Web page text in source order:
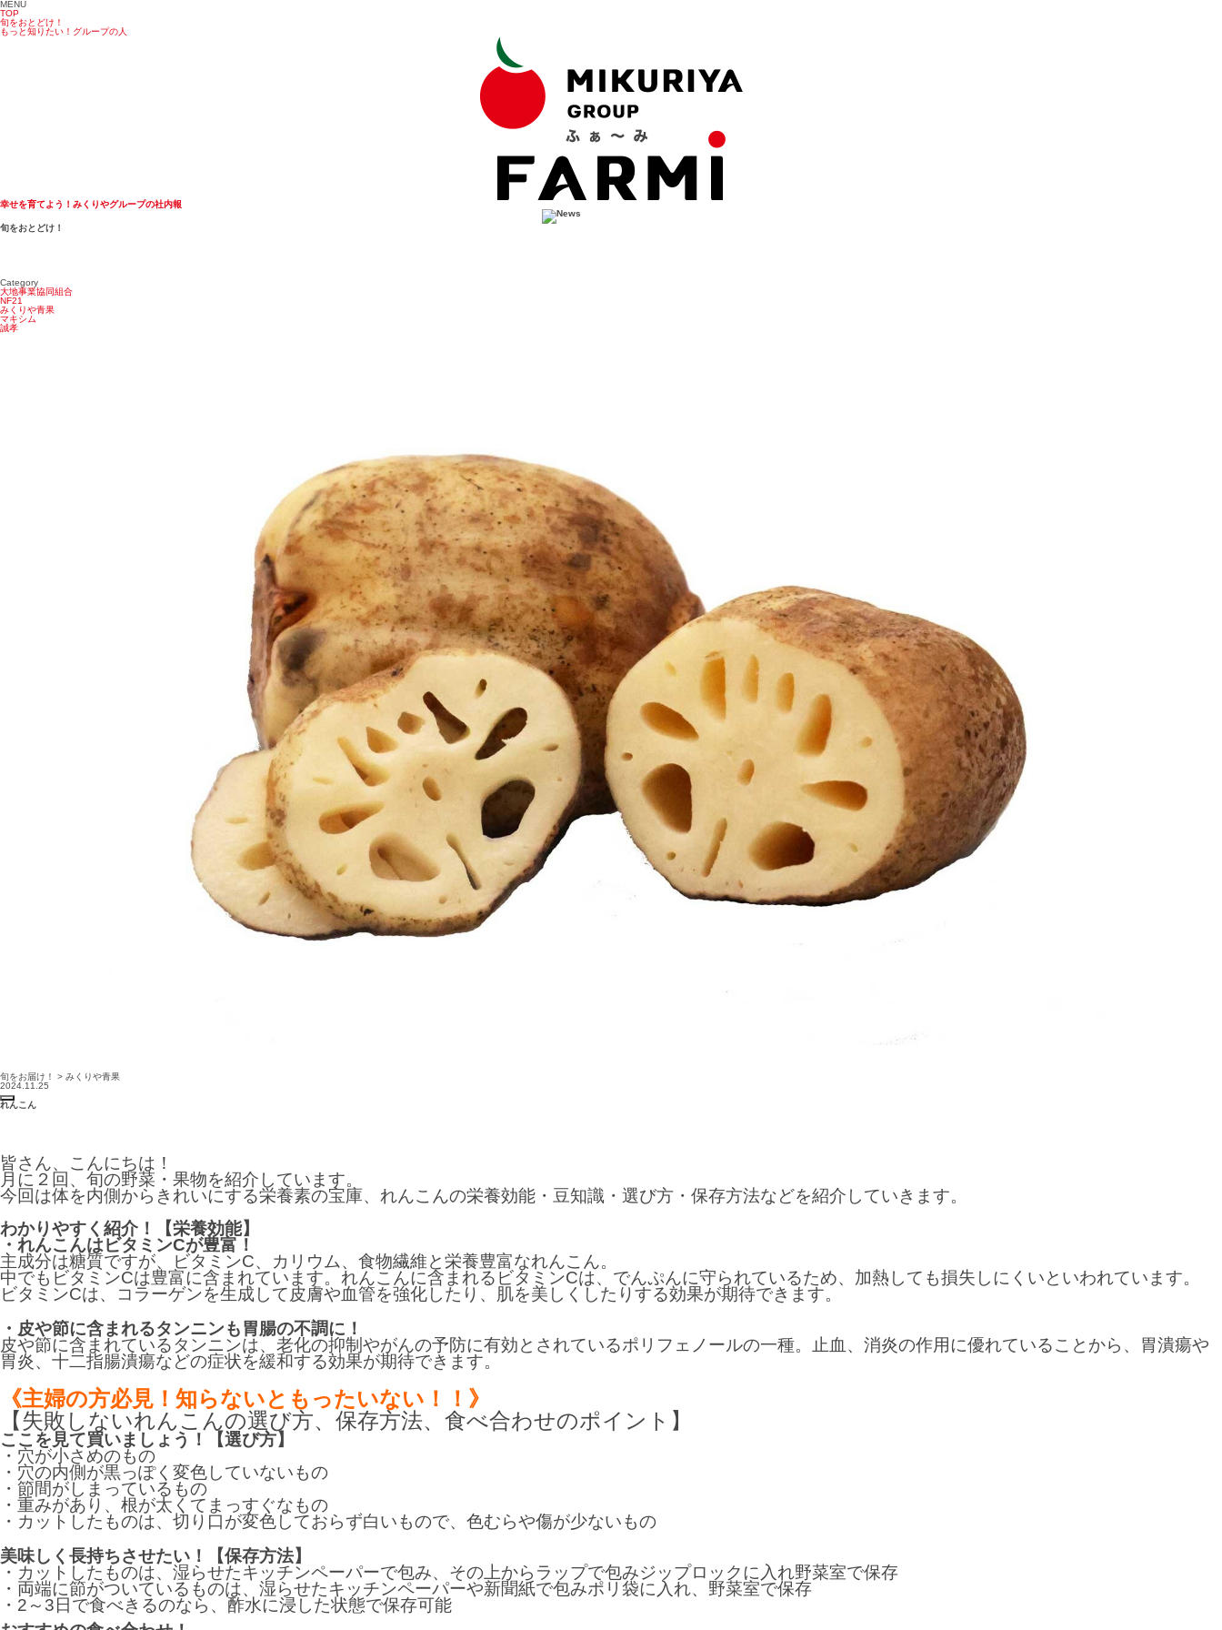
MENU
TOP
旬をおとどけ！
もっと知りたい！グループの人
幸せを育てよう！みくりやグループの社内報
旬をおとどけ！
Category
大地事業協同組合
NF21
みくりや青果
マキシム
誠孝
旬をお届け！ > みくりや青果
2024.11.25
れんこん
皆さん、こんにちは！
月に２回、旬の野菜・果物を紹介しています。
今回は体を内側からきれいにする栄養素の宝庫、れんこんの栄養効能・豆知識・選び方・保存方法などを紹介していきます。
わかりやすく紹介！【栄養効能】
・れんこんはビタミンCが豊富！
主成分は糖質ですが、ビタミンC、カリウム、食物繊維と栄養豊富なれんこん。
中でもビタミンCは豊富に含まれています。れんこんに含まれるビタミンCは、でんぷんに守られているため、加熱しても損失しにくいといわれています。
ビタミンCは、コラーゲンを生成して皮膚や血管を強化したり、肌を美しくしたりする効果が期待できます。
・皮や節に含まれるタンニンも胃腸の不調に！
皮や節に含まれているタンニンは、老化の抑制やがんの予防に有効とされているポリフェノールの一種。止血、消炎の作用に優れていることから、胃潰瘍や
胃炎、十二指腸潰瘍などの症状を緩和する効果が期待できます。
《主婦の方必見！知らないともったいない！！》
【失敗しないれんこんの選び方、保存方法、食べ合わせのポイント】
ここを見て買いましょう！【選び方】
・穴が小さめのもの
・穴の内側が黒っぽく変色していないもの
・節間がしまっているもの
・重みがあり、根が太くてまっすぐなもの
・カットしたものは、切り口が変色しておらず白いもので、色むらや傷が少ないもの
美味しく長持ちさせたい！【保存方法】
・カットしたものは、湿らせたキッチンペーパーで包み、その上からラップで包みジップロックに入れ野菜室で保存
・両端に節がついているものは、湿らせたキッチンペーパーや新聞紙で包みポリ袋に入れ、野菜室で保存
・2～3日で食べきるのなら、酢水に浸した状態で保存可能